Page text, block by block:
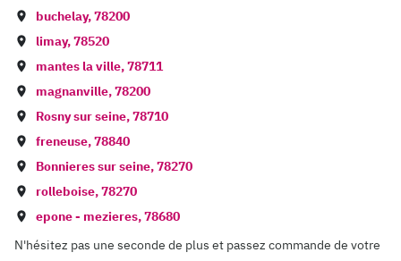
buchelay,78200
limay,78520
mantes la ville,78711
magnanville,78200
Rosny sur seine,78710
freneuse,78840
Bonnieres sur seine,78270
rolleboise,78270
epone - mezieres,78680
N'hésitez pas une seconde de plus et passez commande de votre